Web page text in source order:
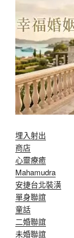
埋入射出
商店
心靈療癒
Mahamudra
安捷台北裝潢
單身聯誼
童話
二婚聯誼
未婚聯誼